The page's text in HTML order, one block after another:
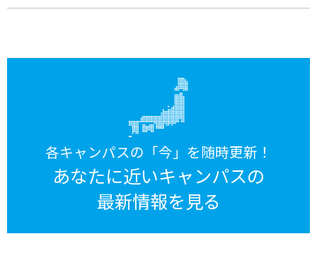
各キャンパスの「今」を随時更新！
あなたに近いキャンパスの
最新情報を見る